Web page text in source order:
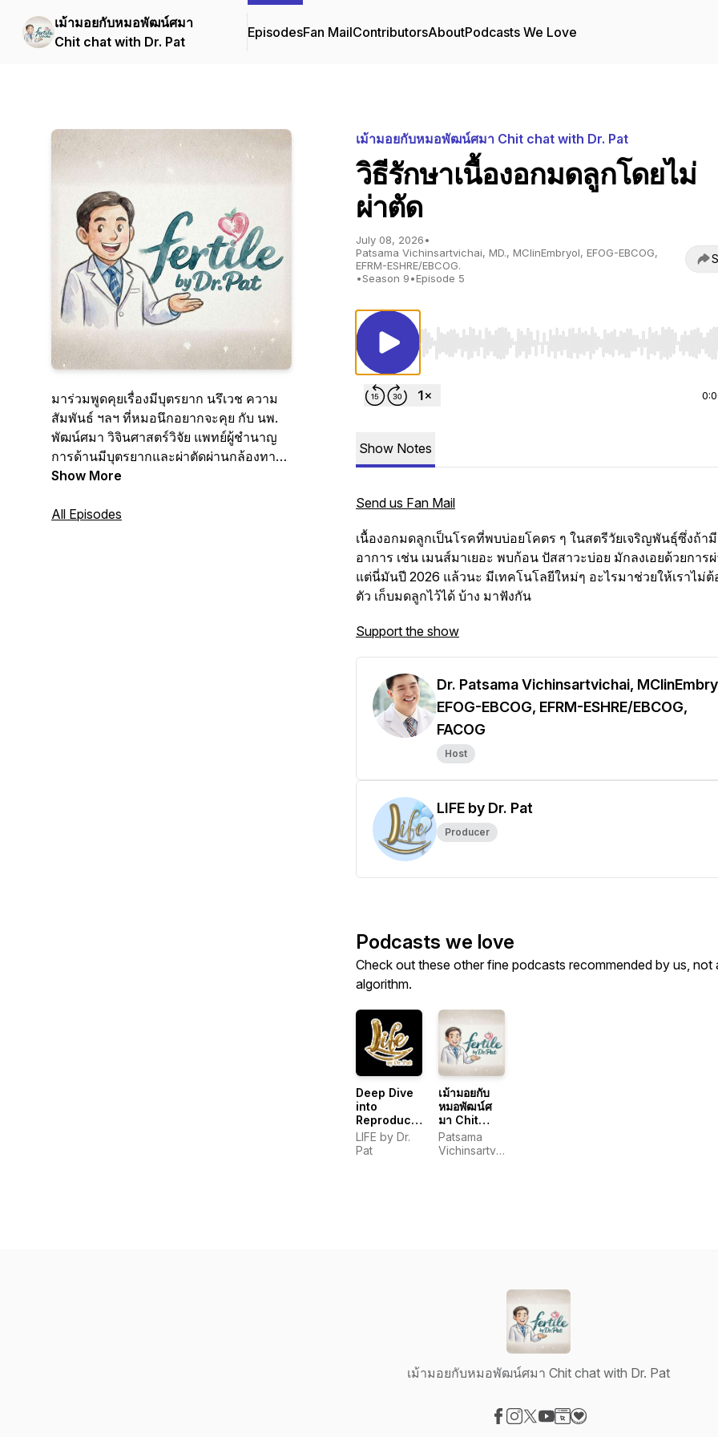
เม้ามอยกับหมอพัฒน์ศมา
Chit chat with Dr. Pat
EpisodesFan MailContributorsAboutPodcasts We Love
มาร่วมพูดคุยเรื่องมีบุตรยาก นรึเวช ความ
สัมพันธ์ ฯลฯ​ ที่หมอนึกอยากจะคุย กับ นพ.
พัฒน์ศมา วิจินศาสตร์วิจัย แพทย์ผู้ชำนาญ
การด้านมีบุตรยากและผ่าตัดผ่านกล้องทาง
นรีเวช เราจะมามีลูกง่ายไปด้วยกัน
Show More
All Episodes
เม้ามอยกับหมอพัฒน์ศมา Chit chat with Dr. Pat
วิธีรักษาเนื้องอกมดลูกโดยไม่
ผ่าตัด
July 08, 2026•
Patsama Vichinsartvichai, MD., MClinEmbryol, EFOG-EBCOG,
EFRM-ESHRE/EBCOG.
•Season 9•Episode 5
Use Left/Right to seek, Home/End to jump to
Show Notes
Send us Fan Mail
เนื้องอกมดลูกเป็นโรคที่พบบ่อยโคตร ๆ ในสตรีวัยเจริญพันธุ์ซึ่งถ้ามี
อาการ เช่น เมนส์มาเยอะ พบก้อน ปัสสาวะบ่อย มักลงเอยด้วยการ
แต่นี่มันปี 2026 แล้วนะ มีเทคโนโลยีใหม่ๆ อะไรมาช่วยให้เราไม่ต้
ตัว เก็บมดลูกไว้ได้ บ้าง มาฟังกัน
Support the show
Dr. Patsama Vichinsartvichai,
EFOG-EBCOG, EFRM-ESHRE/EBCOG,
FACOG
Host
LIFE by Dr. Pat
Producer
Podcasts we love
Check out these other fine podcasts recommended by us, not
algorithm.
Deep Dive
into
Reproduction
with LIFE by
Dr. Pat
LIFE by Dr.
Pat
เม้ามอยกับ
หมอพัฒน์ศ
มา Chit
chat with
Dr. Pat
Patsama
Vichinsartvichai,
เม้ามอยกับหมอพัฒน์ศมา Chit chat with Dr. Pat